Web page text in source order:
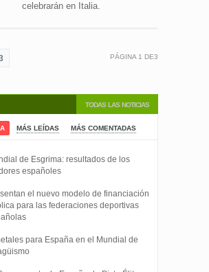
celebrarán en Italia.
PÁGINA 1 DE3
TODAS LAS NOTICIAS
MÁS LEÍDAS MÁS COMENTADAS
de Esgrima: resultados de los
españoles
el nuevo modelo de financiación
para las federaciones deportivas
para España en el Mundial de